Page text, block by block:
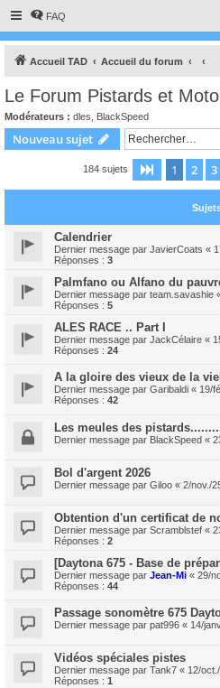
FAQ
Accueil TAD Accueil du forum
Le Forum Pistards et
Modérateurs : dles BlackSpeed
Nouveau sujet
184 sujets Page 1sur10
1 2 3
Calendrier
Dernier message par JavierCoats «
Réponses : 3
Palmfano ou Alfano du
Dernier message par team.savashie
Réponses : 5
ALES RACE .. Part I
Dernier message par JackCélaire «
Réponses : 24
A la gloire des vieux de la
Dernier message par Garibaldi « 19/
Réponses : 42
Les meules des
Dernier message par BlackSpeed «
Bol d'argent 2026
Dernier message par Giloo « 2/nov./
Obtention d'un certificat de
Dernier message par Scramblstef «
Réponses : 2
[Daytona 675 - Base de
Dernier message par Jean-Mi « 29/
Réponses : 44
Passage sonomètre 675
Dernier message par pat996 « 14/
Vidéos spéciales pistes
Dernier message par Tank7 « 12/
Réponses : 1